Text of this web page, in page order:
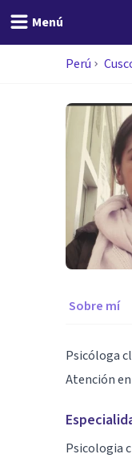
Menú
Perú
Sobre mí
Psicóloga
Atención
Psicologia